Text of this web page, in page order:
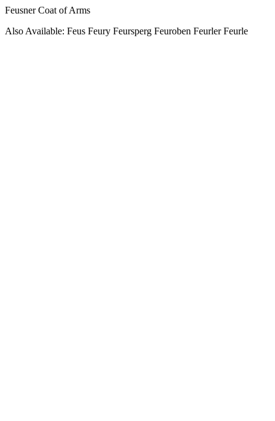
Feusner Coat of Arms
Also Available: Feus Feury Feursperg Feuroben Feurler Feurle